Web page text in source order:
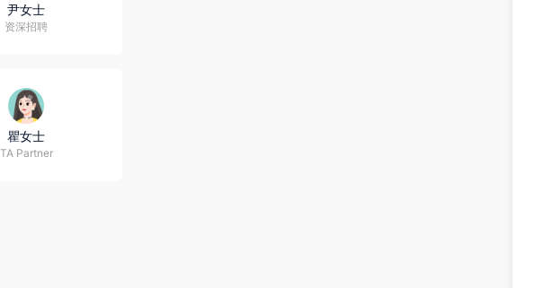
尹女士
资深招聘
瞿女士
TA Partner